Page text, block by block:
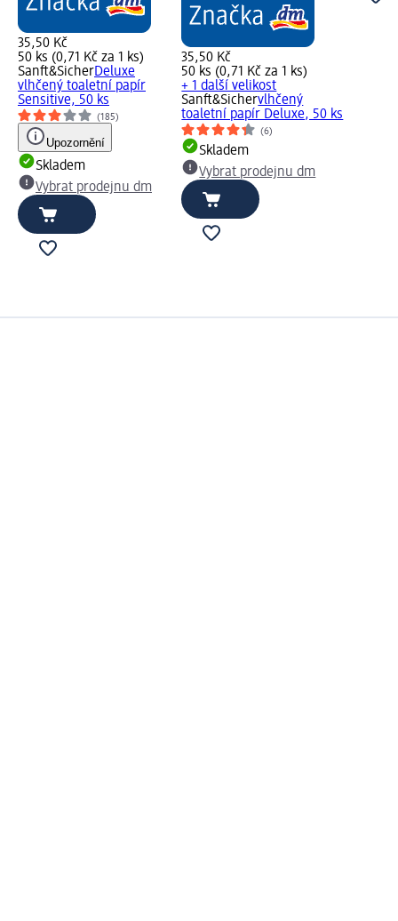
35,50 Kč
50 ks (0,71 Kč za 1 ks)
Sanft&SicherDeluxe
vlhčený toaletní papír
Sensitive, 50 ks
(185)
Upozornění
Skladem
Vybrat prodejnu dm
35,50 Kč
50 ks (0,71 Kč za 1 ks)
+ 1 další velikost
Sanft&Sichervlhčený
toaletní papír Deluxe, 50 ks
(6)
Skladem
Vybrat prodejnu dm